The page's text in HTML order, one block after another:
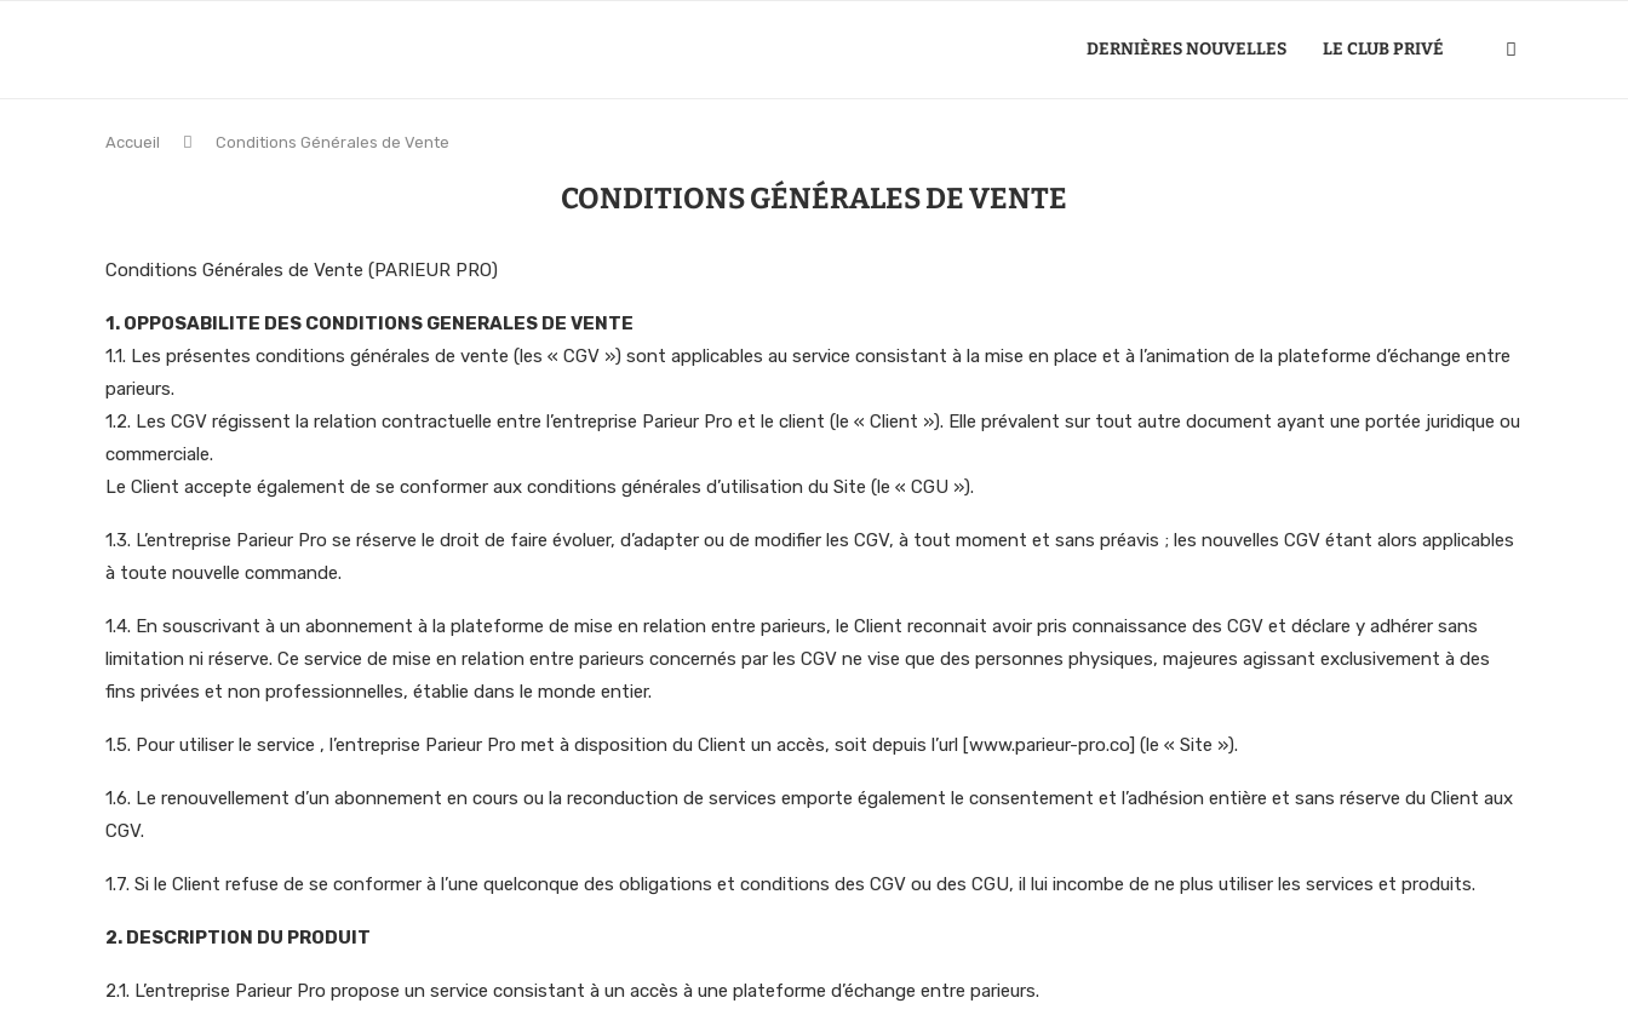
DERNIÈRES NOUVELLES LE CLUB PRIVÉ
Accueil Conditions Générales de Vente
CONDITIONS GÉNÉRALES DE VENTE
Conditions Générales de Vente (PARIEUR PRO)
1. OPPOSABILITE DES CONDITIONS GENERALES DE VENTE
1.1. Les présentes conditions générales de vente (les « CGV ») sont applicables au service consistant à la mise en place et à l’animation de la plateforme d’échange entre
parieurs.
1.2. Les CGV régissent la relation contractuelle entre l’entreprise Parieur Pro et le client (le « Client »). Elle prévalent sur tout autre document ayant une portée juridique ou
commerciale.
Le Client accepte également de se conformer aux conditions générales d’utilisation du Site (le « CGU »).
1.3. L’entreprise Parieur Pro se réserve le droit de faire évoluer, d’adapter ou de modifier les CGV, à tout moment et sans préavis ; les nouvelles CGV étant alors applicables
à toute nouvelle commande.
1.4. En souscrivant à un abonnement à la plateforme de mise en relation entre parieurs, le Client reconnait avoir pris connaissance des CGV et déclare y adhérer sans
limitation ni réserve. Ce service de mise en relation entre parieurs concernés par les CGV ne vise que des personnes physiques, majeures agissant exclusivement à des
fins privées et non professionnelles, établie dans le monde entier.
1.5. Pour utiliser le service , l’entreprise Parieur Pro met à disposition du Client un accès, soit depuis l’url [www.parieur-pro.co] (le « Site »).
1.6. Le renouvellement d’un abonnement en cours ou la reconduction de services emporte également le consentement et l’adhésion entière et sans réserve du Client aux
CGV.
1.7. Si le Client refuse de se conformer à l’une quelconque des obligations et conditions des CGV ou des CGU, il lui incombe de ne plus utiliser les services et produits.
2. DESCRIPTION DU PRODUIT
2.1. L’entreprise Parieur Pro propose un service consistant à un accès à une plateforme d’échange entre parieurs.